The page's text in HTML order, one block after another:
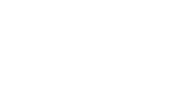
PASCUALA DÍAZ